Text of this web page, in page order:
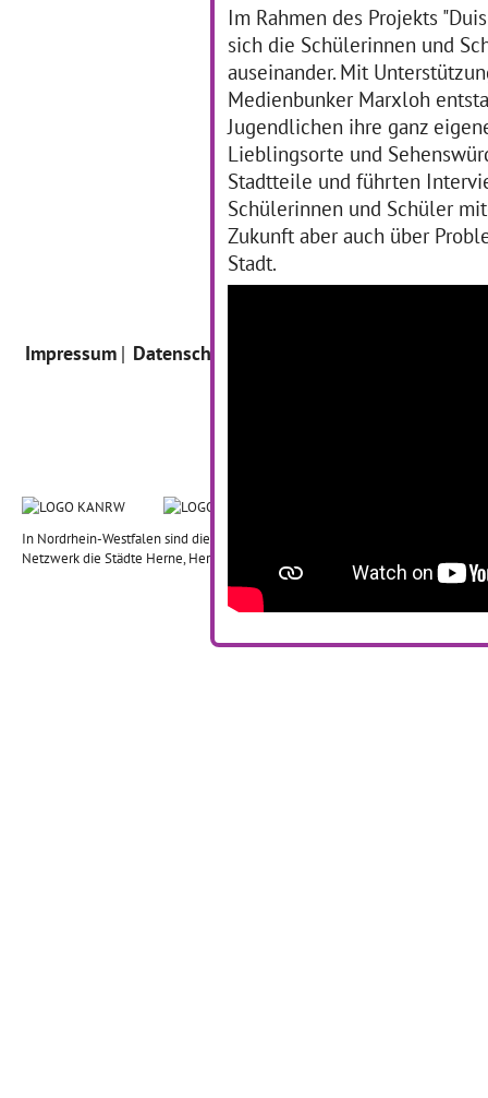
Im Rahmen des Projekts
sich die Schülerinnen und
auseinander. Mit
Medienbunker Marxloh
Jugendlichen ihre ganz
Lieblingsorte und
Stadtteile und führten
Schülerinnen und Schüler
Zukunft aber auch über
Stadt.
Projektwoche einer 6.
Klasse mit dem Verein
… mehr
Impressum Datenschutz
In Nordrhein-Westfalen sind die Städte Bielefeld, Dortmund, Duisburg,
Netzwerk die Städte Herne, Herten, Dorsten an der Ausgestaltung und